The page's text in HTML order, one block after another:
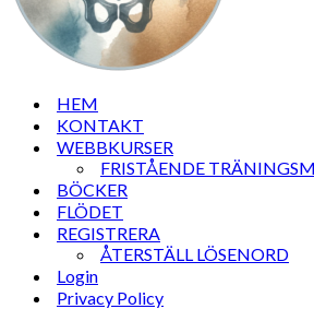
HEM
KONTAKT
WEBBKURSER
FRISTÅENDE
BÖCKER
FLÖDET
REGISTRERA
ÅTERSTÄLL LÖSENORD
Login
Privacy Policy